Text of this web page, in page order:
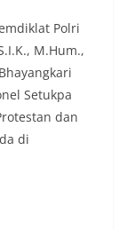
tinggal warga.
informasi
menjelang
biasanya
dan
deteksi dini ini,
Polri
M.Hum.,
Setukpa
dan
di